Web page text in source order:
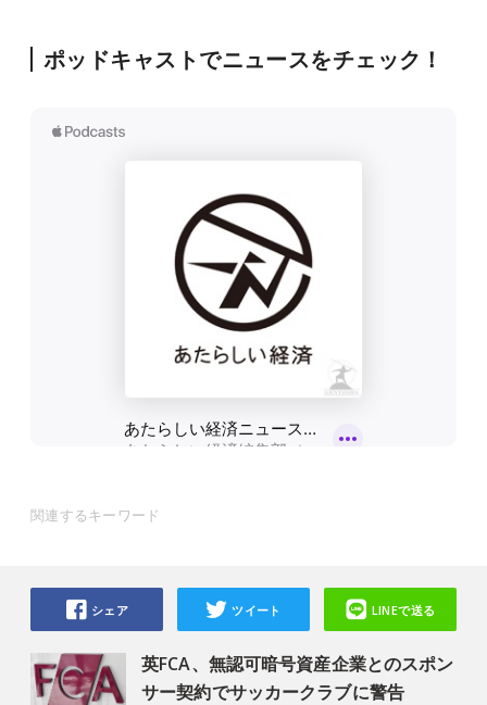
ポッドキャストでニュースをチェック！
関連するキーワード
英FCA、無認可暗号資産企業とのスポン
サー契約でサッカークラブに警告
シェア ツイート LINEで送る